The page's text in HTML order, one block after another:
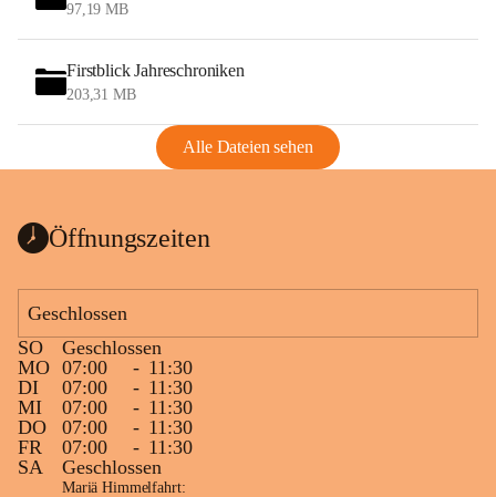
97,19 MB
Firstblick Jahreschroniken
203,31 MB
Alle Dateien sehen
Öffnungszeiten
Geschlossen
SO
Geschlossen
MO 07:00 - 11:30
DI
07:00 - 11:30
MI
07:00 - 11:30
DO
07:00 - 11:30
FR
07:00 - 11:30
SA
Geschlossen
Mariä Himmelfahrt: